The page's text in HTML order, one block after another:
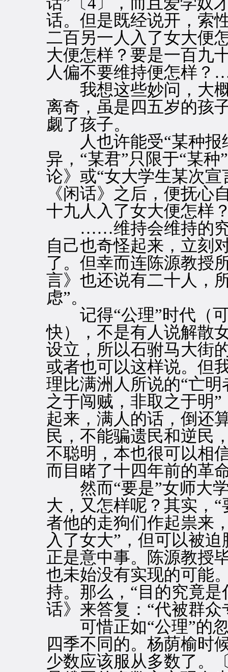
话。但是既经说开，索
二百另一人入了女大便
大便怎样？要是一百九
人偏不要维持便怎样
我想这些妙问，大概
离奇，虽是四五岁的
觑了孩子。
人也许能受“某种报
异，“某君”只限于“某
论》或“女大学生某次
《闲话》之后，便抚心
十九人入了女大便怎样
……维持会维持的究
自己也奇怪起来，立刻
了。但幸而连陈源教授
言》也还说有二十人，
虑”。
记得“公理”时代（可
快），不是有人说解散
设立，所以石驸马大街
或者也可以这样说。但
理比满洲人所说的“亡
之于闯贼，非取之于明
起来，满人的话，倒还
民，不能骗遗民和逆民
不聪明，本也很可以相
而目睹了十四年前的革
然而“要是”女师大学
大，又怎样呢？其实，
者他的走狗们作起祟来
入了女大”，但可以被
正是意中事。陈源教授
也未始没有实现的可能
持。那么，“目的究竟
话》来答复：“代被群
可惜正如“公理”的忽
四季不同的。杨荫榆时
少数应该服从多数了。